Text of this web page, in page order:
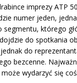
imprezy ATP
numer jeden,
segmentu, którego
do spotkania
do
bezcenne.
wydarzyć się